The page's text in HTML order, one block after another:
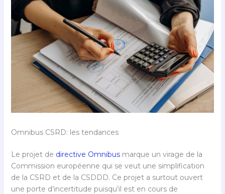
Omnibus CSRD: les tendances
Le projet de directive Omnibusmarque un virage de la
Commission européenne qui se veut une simplification
de la CSRD et de la CSDDD. Ce projet a surtout ouvert
une porte d’incertitude puisqu’il est en cours de